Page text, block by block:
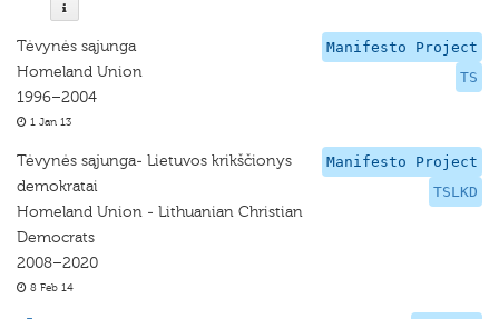
Manifesto Project
TS
Tėvynės sąjunga
Homeland Union
1996–2004
1 Jan 13
Manifesto Project
TSLKD
Tėvynės sąjunga- Lietuvos krikščionys
demokratai
Homeland Union - Lithuanian Christian
Democrats
2008–2020
8 Feb 14